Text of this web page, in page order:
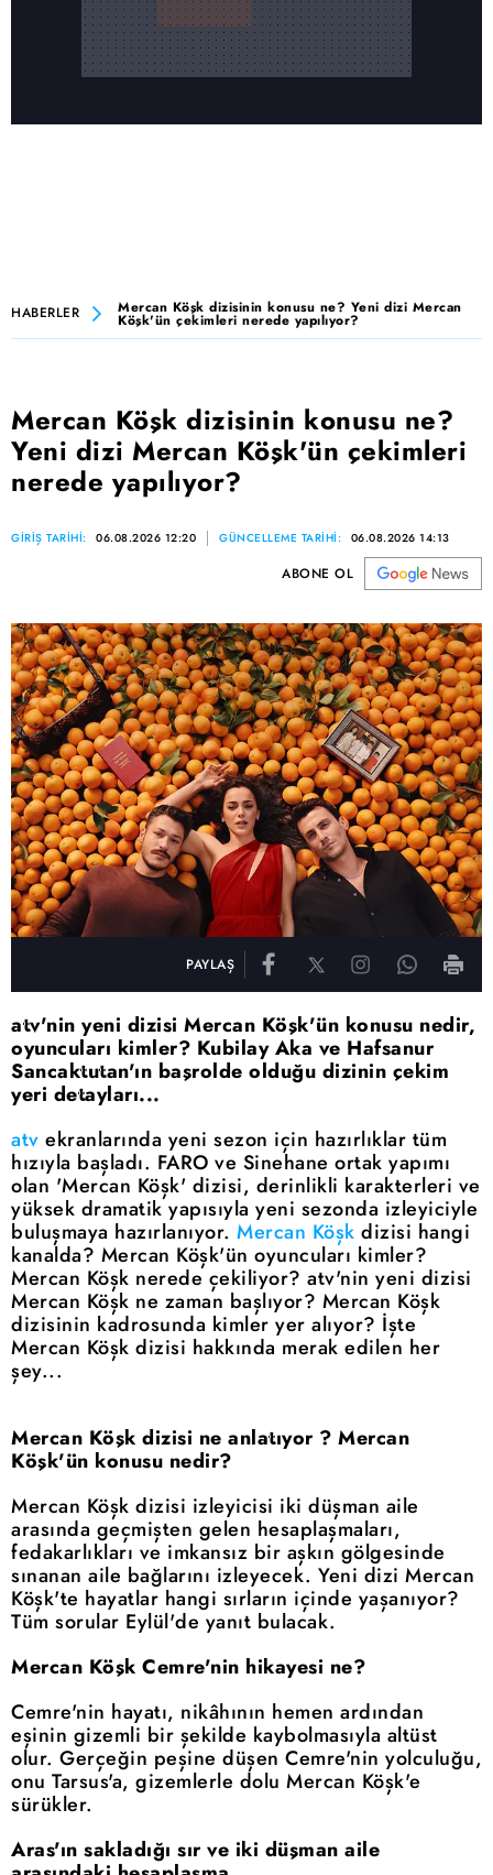
HABERLER Mercan Köşk dizisinin konusu ne? Yeni dizi Mercan
Köşk'ün çekimleri nerede yapılıyor?
Mercan Köşk dizisinin konusu ne?
Yeni dizi Mercan Köşk'ün çekimleri
nerede yapılıyor?
GİRİŞ TARİHİ: 06.08.2026 12:20 GÜNCELLEME TARİHİ: 06.08.2026 14:13
ABONE OL
PAYLAŞ
atv'nin yeni dizisi Mercan Köşk'ün konusu nedir,
oyuncuları kimler? Kubilay Aka ve Hafsanur
Sancaktutan'ın başrolde olduğu dizinin çekim
yeri detayları...
atv ekranlarında yeni sezon için hazırlıklar tüm
hızıyla başladı. FARO ve Sinehane ortak yapımı
olan 'Mercan Köşk' dizisi, derinlikli karakterleri ve
yüksek dramatik yapısıyla yeni sezonda izleyiciyle
buluşmaya hazırlanıyor. Mercan Köşk dizisi hangi
kanalda? Mercan Köşk'ün oyuncuları kimler?
Mercan Köşk nerede çekiliyor? atv'nin yeni dizisi
Mercan Köşk ne zaman başlıyor? Mercan Köşk
dizisinin kadrosunda kimler yer alıyor? İşte
Mercan Köşk dizisi hakkında merak edilen her
şey...
Mercan Köşk dizisi ne anlatıyor ? Mercan
Köşk'ün konusu nedir?
Mercan Köşk dizisi izleyicisi iki düşman aile
arasında geçmişten gelen hesaplaşmaları,
fedakarlıkları ve imkansız bir aşkın gölgesinde
sınanan aile bağlarını izleyecek. Yeni dizi Mercan
Köşk'te hayatlar hangi sırların içinde yaşanıyor?
Tüm sorular Eylül'de yanıt bulacak.
Mercan Köşk Cemre'nin hikayesi ne?
Cemre'nin hayatı, nikâhının hemen ardından
eşinin gizemli bir şekilde kaybolmasıyla altüst
olur. Gerçeğin peşine düşen Cemre'nin yolculuğu,
onu Tarsus'a, gizemlerle dolu Mercan Köşk'e
sürükler.
Aras'ın sakladığı sır ve iki düşman aile